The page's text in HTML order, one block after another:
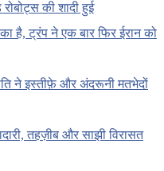
की शादी हुई
है, ट्रंप ने एक बार फिर ईरान को
ने इस्तीफ़े और अंदरूनी मतभेदों
तहज़ीब और साझी विरासत